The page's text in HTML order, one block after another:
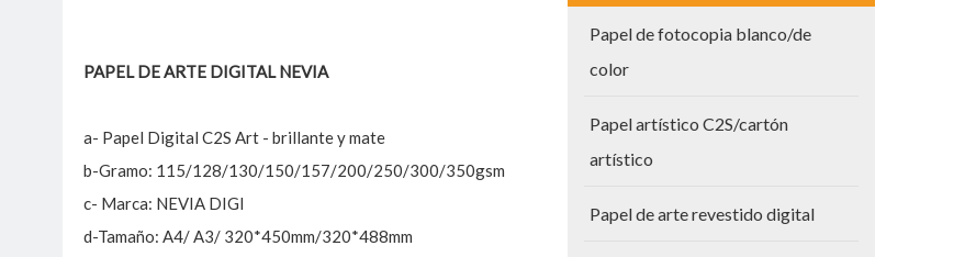
PAPEL DE ARTE DIGITAL NEVIA
a- Papel Digital C2S Art - brillante y mate
b-Gramo: 115/128/130/150/157/200/250/300/350gsm
c- Marca: NEVIA DIGI
d-Tamaño: A4/ A3/ 320*450mm/320*488mm
Papel de fotocopia blanco/de
color
Papel artístico C2S/cartón
artístico
Papel de arte revestido digital